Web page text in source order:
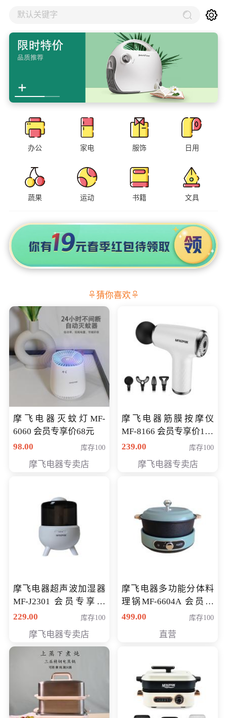
默认关键字
办公 家电 服饰 日用
蔬果 运动 书籍 文具
猜你喜欢
摩飞电器灭蚊灯MF-
6060 会员专享价68元
98.00
库存100
摩飞电器专卖店
摩飞电器筋膜按摩仪
MF-8166 会员专享价168
元
239.00 库存100
摩飞电器专卖店
摩飞电器超声波加湿器
MF-J2301 会员专享价
168元
229.00 库存100
摩飞电器专卖店
摩飞电器多功能分体料
理锅MF-6604A 会员专
享价288元
499.00 库存100
直营